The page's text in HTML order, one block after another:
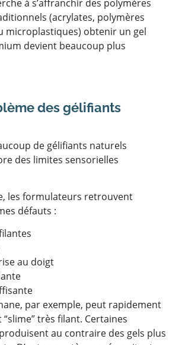
à s’affranchir des polymères
(acrylates, polymères
microplastiques) obtenir un gel
devient beaucoup plus
des gélifiants
de gélifiants naturels
des limites sensorielles
les formulateurs retrouvent
défauts :
au doigt
par exemple, peut rapidement
très filant. Certaines
au contraire des gels plus